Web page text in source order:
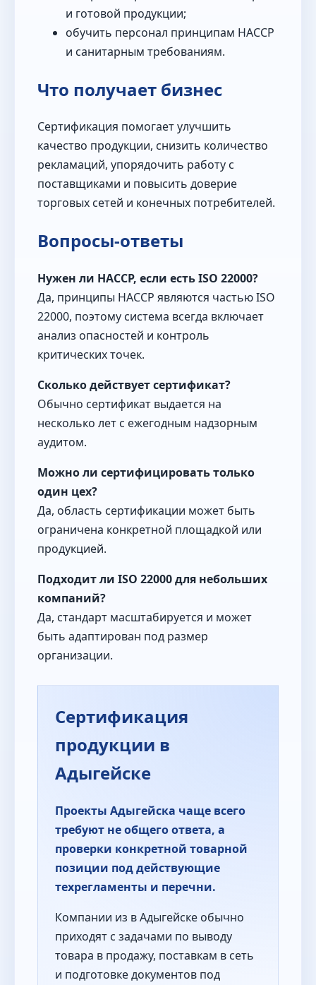
и готовой продукции;
обучить персонал принципам HACCP
и санитарным требованиям.
Что получает бизнес
Сертификация помогает улучшить
качество продукции, снизить количество
рекламаций, упорядочить работу с
поставщиками и повысить доверие
торговых сетей и конечных потребителей.
Вопросы-ответы
Нужен ли HACCP, если есть ISO 22000?
Да, принципы HACCP являются частью ISO
22000, поэтому система всегда включает
анализ опасностей и контроль
критических точек.
Сколько действует сертификат?
Обычно сертификат выдается на
несколько лет с ежегодным надзорным
аудитом.
Можно ли сертифицировать только
один цех?
Да, область сертификации может быть
ограничена конкретной площадкой или
продукцией.
Подходит ли ISO 22000 для небольших
компаний?
Да, стандарт масштабируется и может
быть адаптирован под размер
организации.
Сертификация
продукции в
Адыгейске
Проекты Адыгейска чаще всего
требуют не общего ответа, а
проверки конкретной товарной
позиции под действующие
техрегламенты и перечни.
Компании из в Адыгейске обычно
приходят с задачами по выводу
товара в продажу, поставкам в сеть
и подготовке документов под